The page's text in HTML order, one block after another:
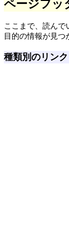
ページフッ
ここまで、読ん
目的の情報が見つ
種類別のリン